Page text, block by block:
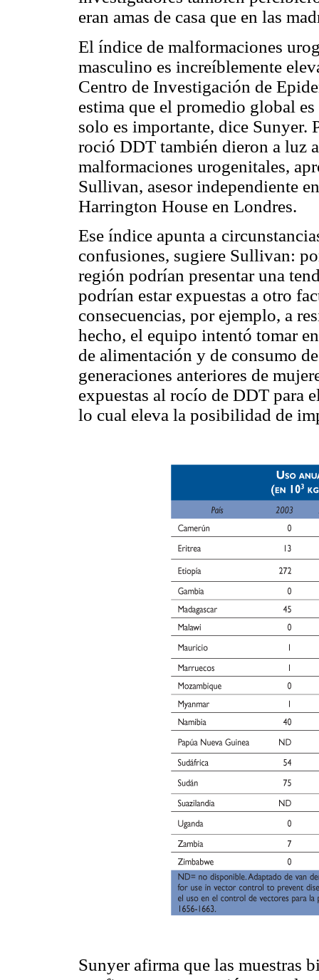
eran amas de casa que en las
El índice de malformaciones
masculino es increíblemente
Centro de Investigación de
estima que el promedio global
solo es importante, dice Sunyer.
roció DDT también dieron a luz
malformaciones urogenitales,
Sullivan, asesor independiente
Harrington House en Londres.
Ese índice apunta a
confusiones, sugiere Sullivan:
región podrían presentar una
podrían estar expuestas a otro
consecuencias, por ejemplo, a
hecho, el equipo intentó tomar
de alimentación y de consumo
generaciones anteriores de
expuestas al rocío de DDT para
lo cual eleva la posibilidad de
Sunyer afirma que las muestras